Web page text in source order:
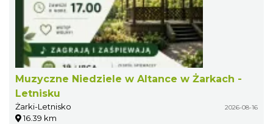
Muzyczne Niedziele w Altance w Żarkach -
Letnisku
Żarki-Letnisko 2026-08-16
16.39 km